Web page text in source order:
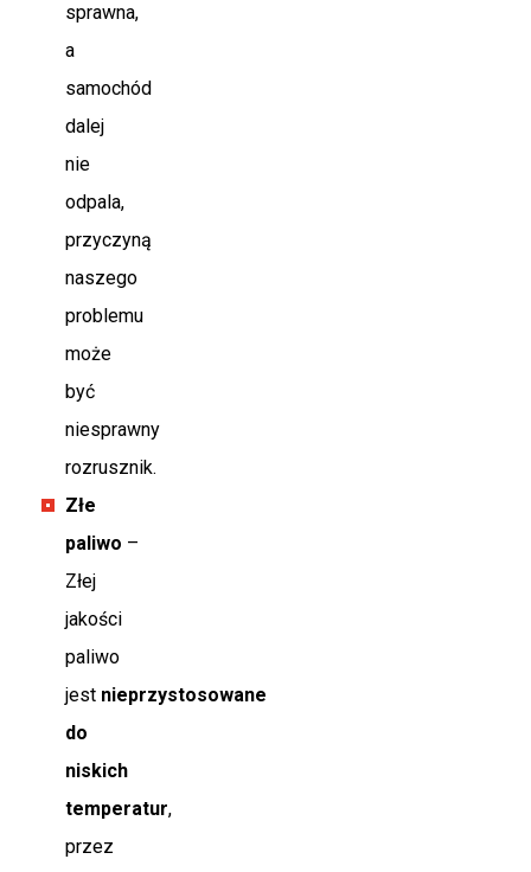
sprawna,
a
samochód
dalej
nie
odpala,
przyczyną
naszego
problemu
może
być
niesprawny
rozrusznik.
Złe
paliwo –
Złej
jakości
paliwo
jest nieprzystosowane
do
niskich
temperatur,
przez